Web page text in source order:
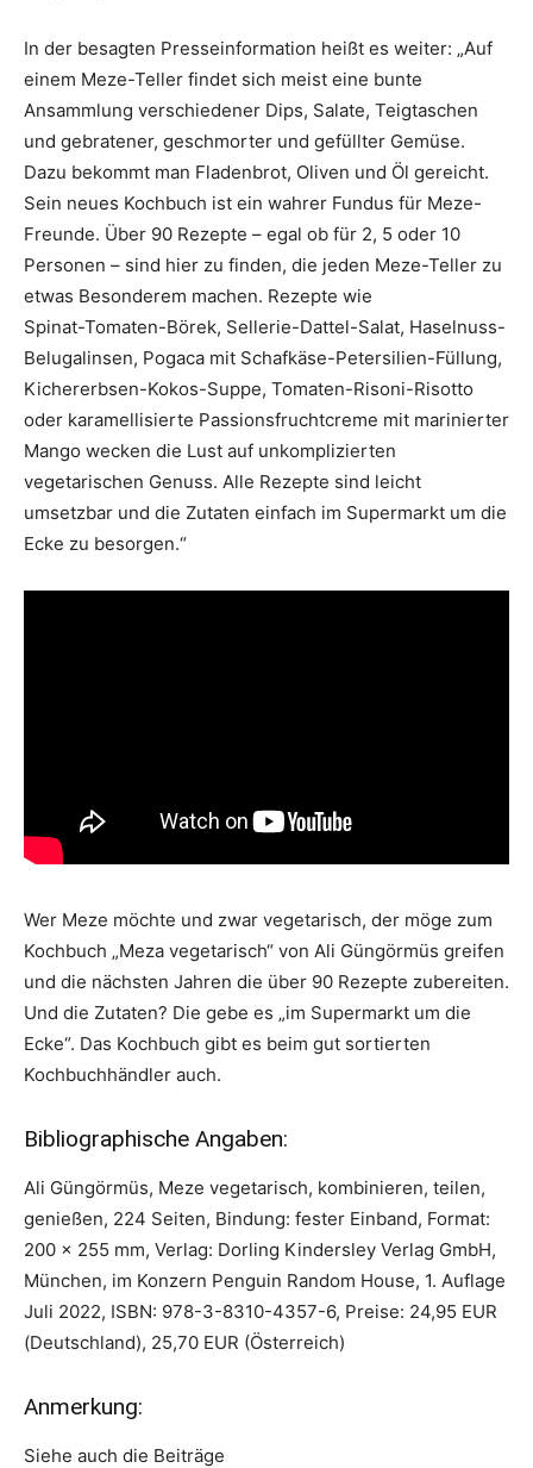
In der besagten Presseinformation heißt es weiter: „Auf
einem Meze-Teller findet sich meist eine bunte
Ansammlung verschiedener Dips, Salate, Teigtaschen
und gebratener, geschmorter und gefüllter Gemüse.
Dazu bekommt man Fladenbrot, Oliven und Öl gereicht.
Sein neues Kochbuch ist ein wahrer Fundus für Meze-
Freunde. Über 90 Rezepte – egal ob für 2, 5 oder 10
Personen – sind hier zu finden, die jeden Meze-Teller zu
etwas Besonderem machen. Rezepte wie
Spinat-Tomaten-Börek, Sellerie-Dattel-Salat, Haselnuss-
Belugalinsen, Pogaca mit Schafkäse-Petersilien-Füllung,
Kichererbsen-Kokos-Suppe, Tomaten-Risoni-Risotto
oder karamellisierte Passionsfruchtcreme mit marinierter
Mango wecken die Lust auf unkomplizierten
vegetarischen Genuss. Alle Rezepte sind leicht
umsetzbar und die Zutaten einfach im Supermarkt um die
Ecke zu besorgen.“
Wer Meze möchte und zwar vegetarisch, der möge zum
Kochbuch „Meza vegetarisch“ von Ali Güngörmüs greifen
und die nächsten Jahren die über 90 Rezepte zubereiten.
Und die Zutaten? Die gebe es „im Supermarkt um die
Ecke“. Das Kochbuch gibt es beim gut sortierten
Kochbuchhändler auch.
Bibliographische Angaben:
Ali Güngörmüs, Meze vegetarisch, kombinieren, teilen,
genießen, 224 Seiten, Bindung: fester Einband, Format:
200 x 255 mm, Verlag: Dorling Kindersley Verlag GmbH,
München, im Konzern Penguin Random House, 1. Auflage
Juli 2022, ISBN: 978-3-8310-4357-6, Preise: 24,95 EUR
(Deutschland), 25,70 EUR (Österreich)
Anmerkung:
Siehe auch die Beiträge